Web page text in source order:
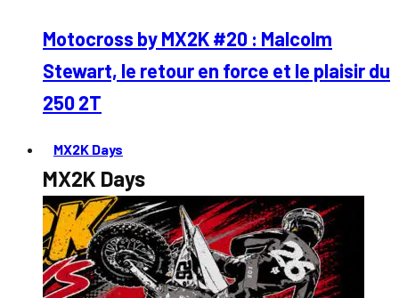
Motocross by MX2K #20 : Malcolm
Stewart, le retour en force et le plaisir du
250 2T
MX2K Days
MX2K Days